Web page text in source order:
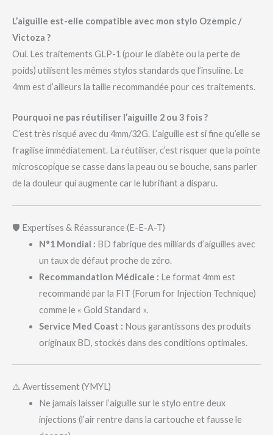
L’aiguille est-elle compatible avec mon stylo Ozempic /
Victoza ?
Oui. Les traitements GLP-1 (pour le diabète ou la perte de
poids) utilisent les mêmes stylos standards que l’insuline. Le
4mm est d’ailleurs la taille recommandée pour ces traitements.
Pourquoi ne pas réutiliser l’aiguille 2 ou 3 fois ?
C’est très risqué avec du 4mm/32G. L’aiguille est si fine qu’elle se
fragilise immédiatement. La réutiliser, c’est risquer que la pointe
microscopique se casse dans la peau ou se bouche, sans parler
de la douleur qui augmente car le lubrifiant a disparu.
🛡️ Expertises & Réassurance (E-E-A-T)
N°1 Mondial : BD fabrique des milliards d’aiguilles avec
un taux de défaut proche de zéro.
Recommandation Médicale : Le format 4mm est
recommandé par la FIT (Forum for Injection Technique)
comme le « Gold Standard ».
Service Med Coast : Nous garantissons des produits
originaux BD, stockés dans des conditions optimales.
⚠️ Avertissement (YMYL)
Ne jamais laisser l’aiguille sur le stylo entre deux
injections (l’air rentre dans la cartouche et fausse le